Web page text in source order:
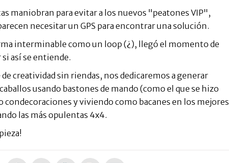
maniobran para evitar a los nuevos "peatones VIP",
necesitar un GPS para encontrar una solución.
interminable como un loop (¿), llegó el momento de
así se entiende.
creatividad sin riendas, nos dedicaremos a generar
usando bastones de mando (como el que se hizo
y viviendo como bacanes en los mejores
las más opulentas 4x4.